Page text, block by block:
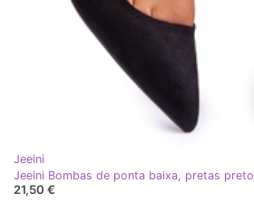
Jeeini
Jeeini Bombas de ponta baixa, pretas preto
21,50 €